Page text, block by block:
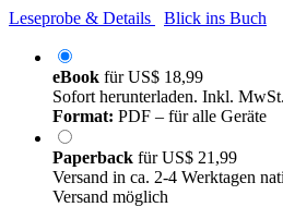
Leseprobe & Details
Blick ins Buch
eBook fürUS$ 18,99
Sofort herunterladen. Inkl. MwSt.
Format: PDF – für alle Geräte
Paperback fürUS$ 21,99
Versand in ca. 2-4 Werktagen
Versand möglich